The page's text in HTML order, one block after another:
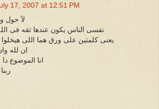
17, 2007 at 12:51 PM
لآ حول
نفسى الناس يكون عندها ثقه فى
يعنى كلمتين على ورق هما اللى هيخلوا
ان لله
انا الموضوع